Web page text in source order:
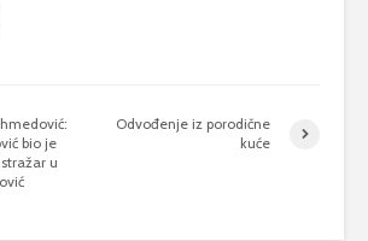
bio je
u
Odvođenje iz porodične
kuće